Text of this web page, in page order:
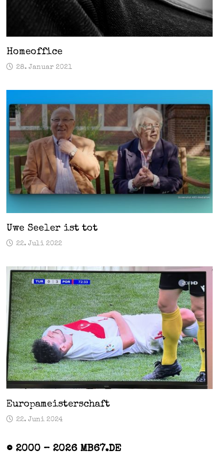
Homeoffice
28. Januar 2021
Uwe Seeler ist tot
22. Juli 2022
Europameisterschaft
22. Juni 2024
© 2000 – 2026 MB67.DE